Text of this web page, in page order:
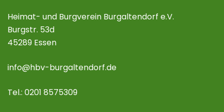
Heimat- und Burgverein Burgaltendorf e.V.
Burgstr. 53d
45289 Essen
info@hbv-burgaltendorf.de
Tel.: 0201 8575309